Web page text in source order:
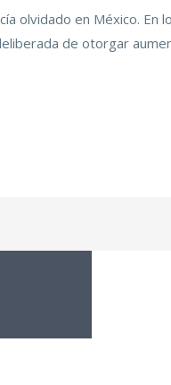
olvidado en México. En
de otorgar